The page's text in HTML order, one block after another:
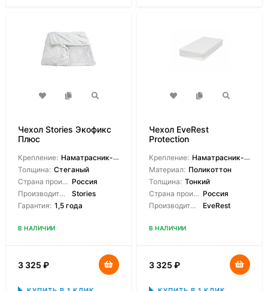
Чехол Stories Экофикс
Плюс
Крепление: Наматрасник-чехол
Толщина: Стеганый
Страна производитель: Россия
Производитель:
Stories
Гарантия: 1,5 года
В НАЛИЧИИ
3 325 ₽
Чехол EveRest
Protection
Крепление: Наматрасник-чехол
Материал: Поликоттон
Толщина: Тонкий
Страна производитель: Россия
Производитель:
EveRest
В НАЛИЧИИ
3 325 ₽